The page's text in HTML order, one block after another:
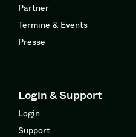
Partner
Termine & Events
Presse
Login & Support
Login
Support